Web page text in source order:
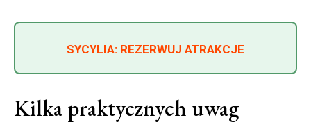
SYCYLIA: REZERWUJ ATRAKCJE
Kilka praktycznych uwag